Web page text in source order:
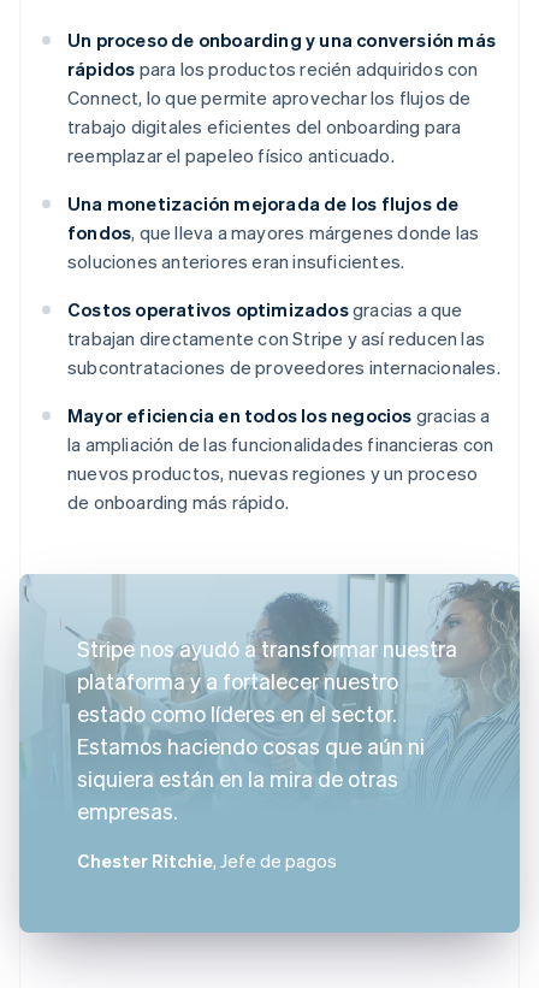
Un proceso de onboarding y una conversión más
rápidos para los productos recién adquiridos con
Connect, lo que permite aprovechar los flujos de
trabajo digitales eficientes del onboarding para
reemplazar el papeleo físico anticuado.
Una monetización mejorada de los flujos de
fondos, que lleva a mayores márgenes donde las
soluciones anteriores eran insuficientes.
Costos operativos optimizadosgracias a que
trabajan directamente con Stripe y así reducen las
subcontrataciones de proveedores internacionales.
Mayor eficiencia en todos los negocios gracias a
la ampliación de las funcionalidades financieras con
nuevos productos, nuevas regiones y un proceso
de onboarding más rápido.
Stripe nos ayudó a transformar nuestra
plataforma y a fortalecer nuestro
estado como líderes en el sector.
Estamos haciendo cosas que aún ni
siquiera están en la mira de otras
empresas.
Chester Ritchie, Jefe de pagos